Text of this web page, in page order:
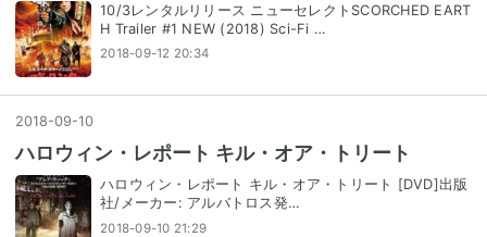
10/3レンタルリリース ニューセレクトSCORCHED EART
H Trailer #1 NEW (2018) Sci-Fi …
2018-09-12 20:34
2018-09-10
ハロウィン・レポート キル・オア・トリート
ハロウィン・レポート キル・オア・トリート [DVD]出版
社/メーカー: アルバトロス発…
2018-09-10 21:29